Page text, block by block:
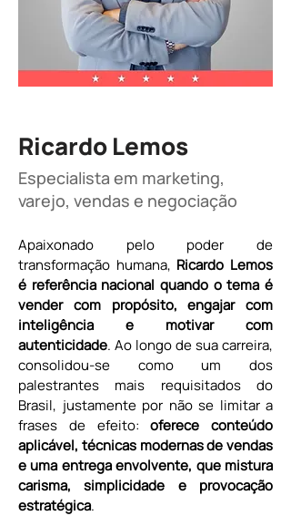
Ricardo Lemos
Especialista em marketing,
varejo, vendas e negociação
Apaixonado pelo poder de
transformação humana, Ricardo Lemos
é referência nacional quando o tema é
vender com propósito, engajar com
inteligência e motivar com
autenticidade. Ao longo de sua carreira,
consolidou-se como um dos
palestrantes mais requisitados do
Brasil, justamente por não se limitar a
frases de efeito: oferece conteúdo
aplicável, técnicas modernas de vendas
e uma entrega envolvente, que mistura
carisma, simplicidade e provocação
estratégica.